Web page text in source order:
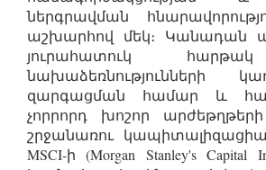
ներգրավման
աշխարհով մեկ։ Կանադան
յուրահատուկ
նախաձեռնությունների
զարգացման համար և
չորրորդ խոշոր
շրջանառու
MSCI-ի (Morgan Stanley's Capital